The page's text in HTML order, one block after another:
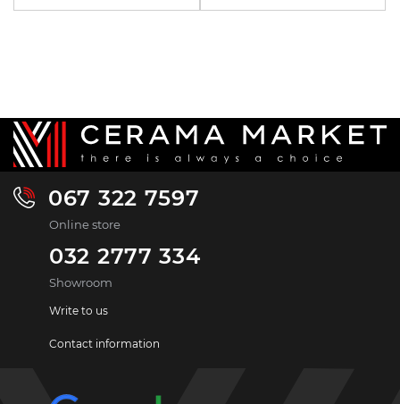
067 322 7597
Online store
032 2777 334
Showroom
Write to us
Contact information